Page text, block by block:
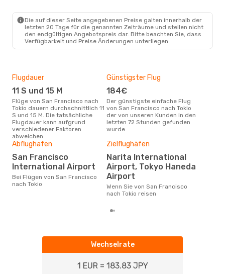
1 Zwischenstopp
1 Zwischenstopp
TYO- SFO
Die auf dieser Seite angegebenen Preise galten innerhalb der
letzten 20 Tage für die genannten Zeiträume und stellen nicht
den endgültigen Angebotspreis dar. Bitte beachten Sie, dass
Verfügbarkeit und Preise Änderungen unterliegen.
Flugdauer
11 S und 15 M
Flüge von San Francisco nach
Tokio dauern durchschnittlich 11
S und 15 M. Die tatsächliche
Flugdauer kann aufgrund
verschiedener Faktoren
abweichen.
Günstigster Flug
184€
Der günstigste einfache Flug
von San Francisco nach Tokio
der von unseren Kunden in den
letzten 72 Stunden gefunden
wurde
Abflughafen
San Francisco
International Airport
Bei Flügen von San Francisco
nach Tokio
Zielflughäfen
Narita International
Airport, Tokyo Haneda
Airport
Wenn Sie von San Francisco
nach Tokio reisen
Wechselrate
1 EUR = 183.83 JPY